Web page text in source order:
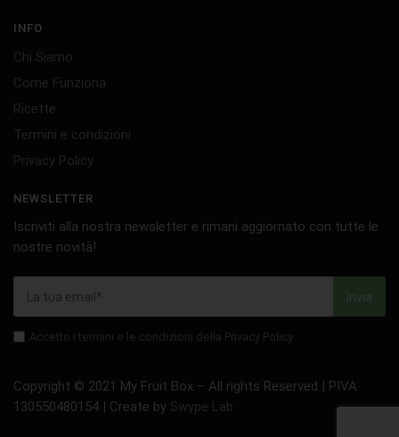
INFO
Chi Siamo
Come Funziona
Ricette
Termini e condizioni
Privacy Policy
NEWSLETTER
Iscriviti alla nostra newsletter e rimani aggiornato con tutte le
nostre novità!
Accetto i termini e le condizioni della Privacy Policy
Copyright © 2021 My Fruit Box – All rights Reserved | PIVA
130550480154 | Create by Swype Lab